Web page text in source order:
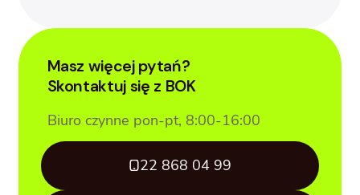
Masz więcej pytań?
Skontaktuj się z BOK
Biuro czynne pon-pt, 8:00-16:00
22 868 04 99